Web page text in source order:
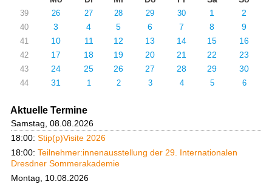
39 26 27 28 29 30 1 2
40 3 4 5 6 7 8 9
41 10 11 12 13 14 15 16
42 17 18 19 20 21 22 23
43 24 25 26 27 28 29 30
44 31 1 2 3 4 5 6
Aktuelle Termine
Samstag, 08.08.2026
18:00: Stip(p)Visite 2026
18:00: Teilnehmer:innenausstellung der 29. Internationalen
Dresdner Sommerakademie
Montag, 10.08.2026